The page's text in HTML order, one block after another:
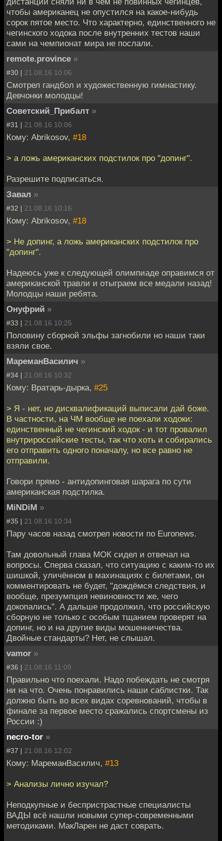
чтобы американец не опустился на какое-нибудь
сорок пятое место. Что характерно, единственного не
чегинского ходока после внутренних тестов наши
сами на чемпионат мира не послали.
remote.province »
#30 | 21.08.16 10:06
Смотрел гандбол и художественную гимнастику.
Девчонки молодцы!
Советский_Прибалт »
#31 | 21.08.16 10:06
Кому: Abrikosov, #18
> а ложь американских подстилок про "допинг".
Разрешите подписаться.
Завал »
#32 | 21.08.16 10:16
Кому: Abrikosov, #18
> Не допинг, а ложь американских подстилок про
"допинг".
Надеюсь уже к следующей олимпиаде оправимся от
американской травли и отыграем все медали назад!
Молодцы наши ребята.
Онуфрий »
#33 | 21.08.16 10:25
Половину сборной эльфы загнобили но наши таки
взяли свое.
МареманВасилич »
#34 | 21.08.16 10:32
Кому: Вратарь-дырка, #25
> Я - нет, но дисквалификаций выписали дай боже.
В частности, на ЧМ вообще не поехали ходоки:
единственный не чегинский ходок - и тот провалил
внутрироссийские тесты, так что хоть и собирались
его отправить одного поначалу, но все равно не
отправили.
Говори прямо - антидопинговая шарага по сути
американская подстилка.
MiNDiM »
#35 | 21.08.16 10:34
Пару часов назад смотрел новости по Euronews.
Там довольный глава МОК сидел и отвечал на
вопросы. Сперва сказал, что ситуацию с каким-то их
шишкой, уличённом в махинациях с билетами, он
комментировать не будет, "дождёмся следствия, и
вообще, презумпция невиновности же, чего
докопались". А дальше продолжил, что российскую
сборную не только с особым тщанием проверят на
допинг, но и на другие виды мошенничества.
Двойные стандарты? Нет, не слышал.
vamor »
#36 | 21.08.16 11:09
Правильно что поехали. Надо побеждать не смотря
ни на что. Очень понравились наши саблистки. Так
должно быть во всех видах соревнований, чтобы в
финале за первое место сражались спортсмены из
России :)
necro-tor »
#37 | 21.08.16 12:02
Кому: МареманВасилич, #13
> Анализы лично изучал?
Неподкупные и беспристрастные специалисты
ВАДЫ всё нашли новыми супер-современными
методиками. МакЛарен не даст соврать.